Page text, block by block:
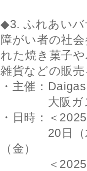
◆3. ふれあい
障がい者の社
れた焼き菓子
雑貨などの販
・主催：
大阪ガスネ
・日時：＜
20日（木）
（金）
＜2025年